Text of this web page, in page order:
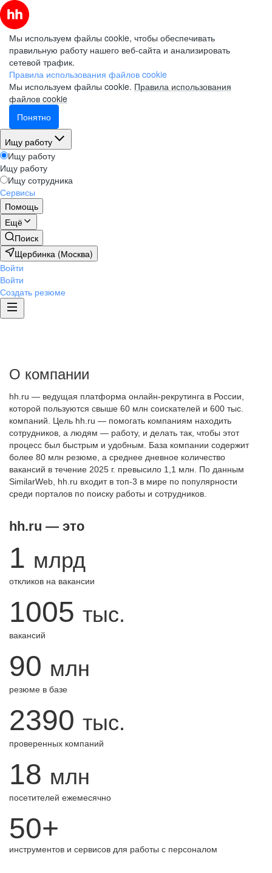
Мы используем файлы cookie, чтобы обеспечивать
правильную работу нашего веб-сайта и анализировать
сетевой трафик.
Правила использования файлов cookie
Мы используем файлы cookie. Правила использования
файлов cookie
Понятно
Ищу работу
Ищу работу
Ищу работу
Ищу сотрудника
Сервисы
Помощь
Ещё
Поиск
Щербинка (Москва)
Войти
Войти
Создать резюме
О компании
hh.ru — ведущая платформа онлайн-рекрутинга в России,
которой пользуются свыше 60 млн соискателей и 600 тыс.
компаний. Цель hh.ru — помогать компаниям находить
сотрудников, а людям — работу, и делать так, чтобы этот
процесс был быстрым и удобным. База компании содержит
более 80 млн резюме, а среднее дневное количество
вакансий в течение 2025 г. превысило 1,1 млн. По данным
SimilarWeb, hh.ru входит в топ-3 в мире по популярности
среди порталов по поиску работы и сотрудников.
hh.ru — это
1 млрд
откликов на вакансии
1005 тыс.
вакансий
90 млн
резюме в базе
2390 тыс.
проверенных компаний
18 млн
посетителей ежемесячно
50+
инструментов и сервисов для работы с персоналом